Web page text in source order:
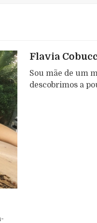
Flavia
Sou mãe de um
descobrimos a